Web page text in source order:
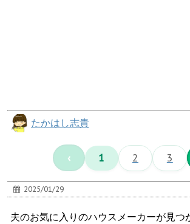
たかはし志貴
‹ 1 2 3
2025/01/29
夫のお気に入りのハウスメーカーが見つ